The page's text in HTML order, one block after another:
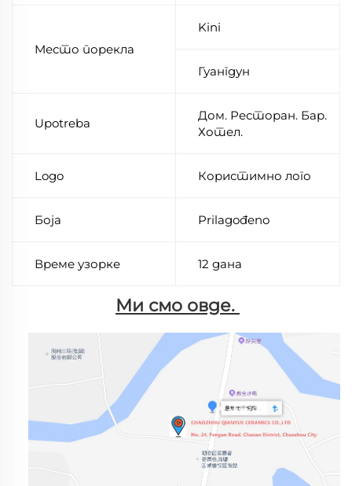
Место порекла
Kini
Гуангдун
Upotreba
Дом. Ресторан. Бар.
Хотел.
Logo Користимно лого
Боја Prilagođeno
Време узорке 12 дана
Ми смо овде.